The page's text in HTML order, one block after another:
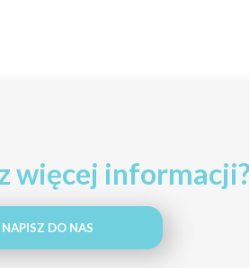
więcej
NAPISZ DO NAS